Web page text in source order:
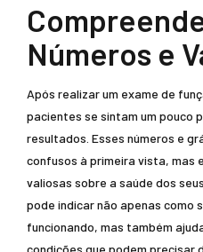
Números e
Após realizar um exame de
pacientes se sintam um pouco
resultados. Esses números e
confusos à primeira vista, mas
valiosas sobre a saúde dos
pode indicar não apenas como
funcionando, mas também
condições que podem precisar